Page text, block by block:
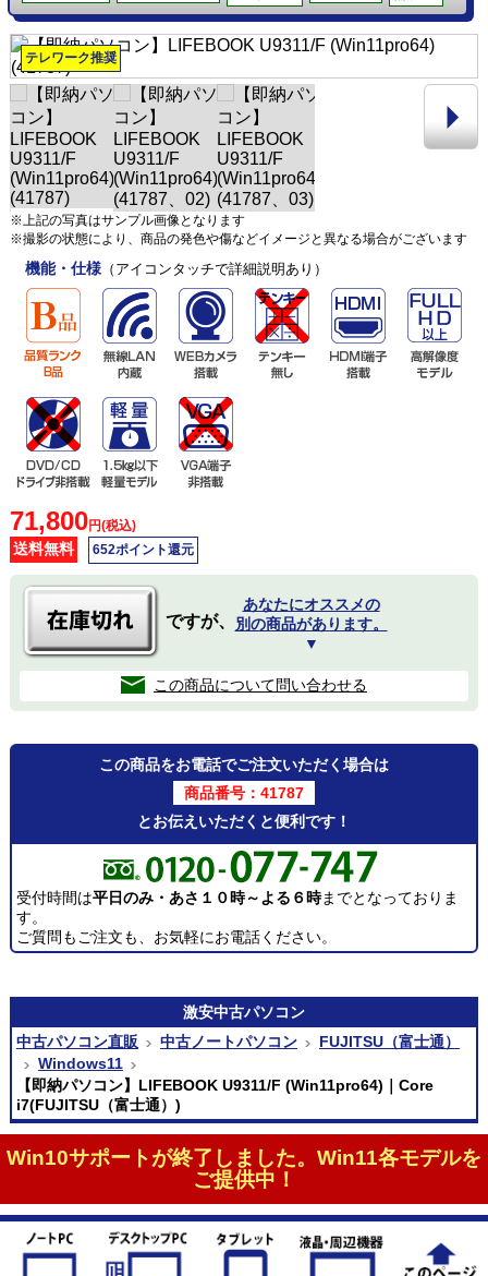
テレワーク推奨
※上記の写真はサンプル画像となります
※撮影の状態により、商品の発色や傷などイメージと異なる場合がございます
機能・仕様（アイコンタッチで詳細説明あり）
71,800円(税込)
送料無料 652ポイント還元
ですが、
あなたにオススメの
別の商品があります。
▼
この商品について問い合わせる
この商品をお電話でご注文いただく場合は
商品番号：41787
とお伝えいただくと便利です！
受付時間は平日のみ・あさ１０時～よる６時までとなっておりま
す。
ご質問もご注文も、お気軽にお電話ください。
激安中古パソコン
中古パソコン直販
中古ノートパソコン
FUJITSU（富士通）
Windows11
【即納パソコン】LIFEBOOK U9311/F (Win11pro64)｜Core
i7(FUJITSU（富士通）)
Win10サポートが終了しました。Win11各モデルを
ご提供中！